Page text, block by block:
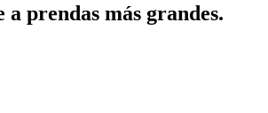
prendas más grandes.